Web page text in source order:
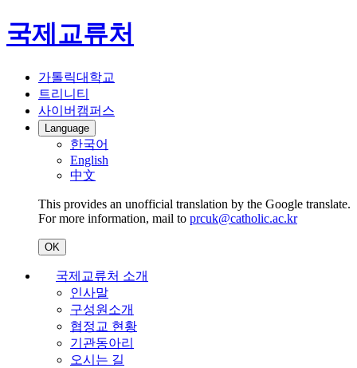
국제교류처
가톨릭대학교
트리니티
사이버캠퍼스
Language
한국어
English
中文
This provides an unofficial translation by the Google translate.
For more information, mail to prcuk@catholic.ac.kr
OK
국제교류처 소개
인사말
구성원소개
협정교 현황
기관동아리
오시는 길